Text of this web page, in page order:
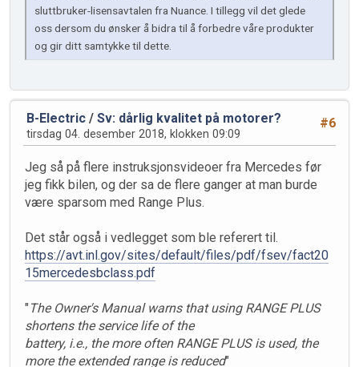
sluttbruker-lisensavtalen fra Nuance. I tillegg vil det glede
oss dersom du ønsker å bidra til å forbedre våre produkter
og gir ditt samtykke til dette.
#6
B-Electric / Sv: dårlig kvalitet på motorer?
tirsdag 04. desember 2018, klokken 09:09
Jeg så på flere instruksjonsvideoer fra Mercedes før
jeg fikk bilen, og der sa de flere ganger at man burde
være sparsom med Range Plus.
Det står også i vedlegget som ble referert til.
https://avt.inl.gov/sites/default/files/pdf/fsev/fact20
15mercedesbclass.pdf
" The Owner's Manual warns that using RANGE PLUS
shortens the service life of the
battery, i.e., the more often RANGE PLUS is used, the
more the extended range is reduced"